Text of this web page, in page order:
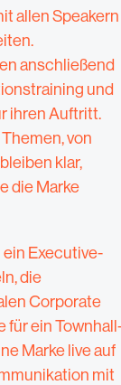
allen Speakern
anschließend
und
ihren Auftritt.
von
klar,
die Marke
ein Executive-
die
Corporate
für ein
Marke live auf
mit